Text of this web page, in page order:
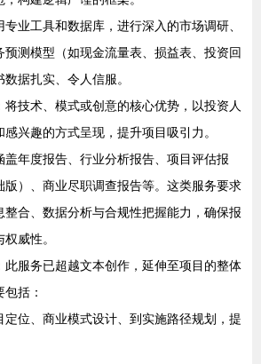
专业工具和数据库，进行深入的市场调研、
测模型（如现金流量表、损益表、投资回
据扎实、令人信服。
将技术、模式或创意的核心优势，以投资人
兴趣的方式呈现，提升项目吸引力。
盖年度报告、行业分析报告、项目评估报
版）、商业尽职调查报告等。这类服务要求
合、数据分析与合规性把握能力，确保报
威性。
此服务已超越文本创作，延伸至项目的整体
括：
定位、商业模式设计、到实施路径规划，提